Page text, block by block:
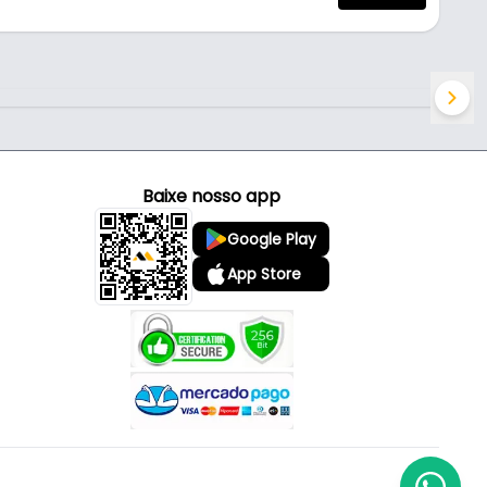
Baixe nosso app
Google Play
App Store